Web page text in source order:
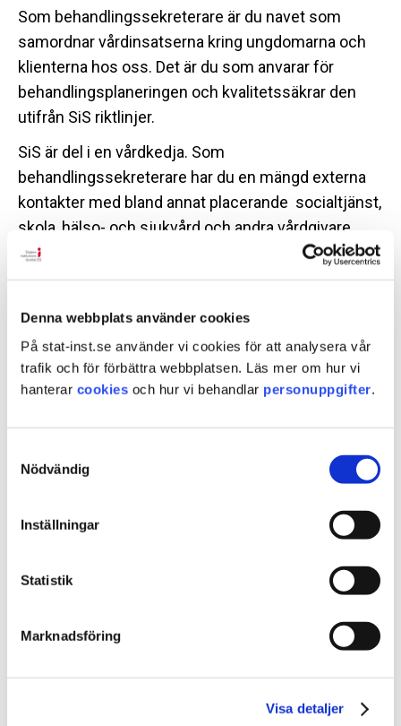
Denna webbplats använder cookies
På stat-inst.se använder vi cookies för att analysera vår
trafik och för förbättra webbplatsen. Läs mer om hur vi
hanterar cookies och hur vi behandlar personuppgifter.
Nödvändig
Inställningar
Statistik
Marknadsföring
Visa detaljer
Som behandlingssekreterare är du navet som
samordnar vårdinsatserna kring ungdomarna och
klienterna hos oss. Det är du som anvarar för
behandlingsplaneringen och kvalitetssäkrar den
utifrån SiS riktlinjer.
SiS är del i en vårdkedja. Som
behandlingssekreterare har du en mängd externa
kontakter med bland annat placerande socialtjänst,
skola, hälso- och sjukvård och andra vårdgivare.
Du håller dig uppdaterad om hur behandlingen går,
behandlingsplanen revideras och uppdateras när
det behövs. Det är också du som ser till att dina
kollegor följer den plan som gäller.
samordningen av det viktiga utredningsarbetet
i form av utlåtanden och observationer och gör
mycket team med andra, inhämtar information och
I din roll som utredningssekreterare ingår att skriva